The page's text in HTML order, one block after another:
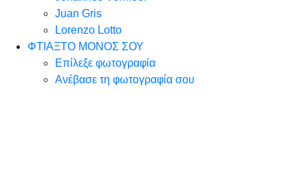
Juan Gris
Lorenzo Lotto
ΦΤΙΑΞΤΟ ΜΟΝΟΣ ΣΟΥ
Επίλεξε φωτογραφία
Ανέβασε τη φωτογραφία σου